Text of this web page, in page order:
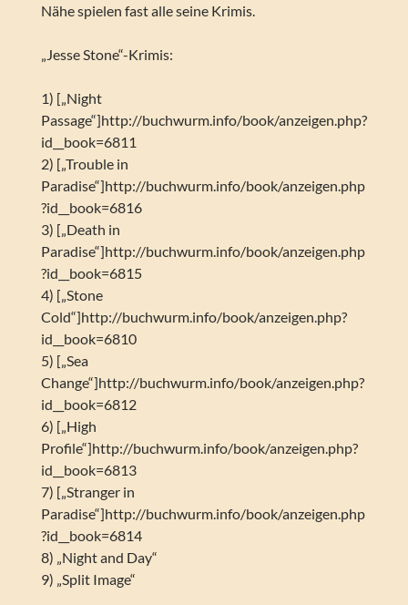
Nähe spielen fast alle seine Krimis.
„Jesse Stone“-Krimis:
1) [„Night
Passage“]http://buchwurm.info/book/anzeigen.php?
id__book=6811
2) [„Trouble in
Paradise“]http://buchwurm.info/book/anzeigen.php
?id__book=6816
3) [„Death in
Paradise“]http://buchwurm.info/book/anzeigen.php
?id__book=6815
4) [„Stone
Cold“]http://buchwurm.info/book/anzeigen.php?
id__book=6810
5) [„Sea
Change“]http://buchwurm.info/book/anzeigen.php?
id__book=6812
6) [„High
Profile“]http://buchwurm.info/book/anzeigen.php?
id__book=6813
7) [„Stranger in
Paradise“]http://buchwurm.info/book/anzeigen.php
?id__book=6814
8) „Night and Day“
9) „Split Image“